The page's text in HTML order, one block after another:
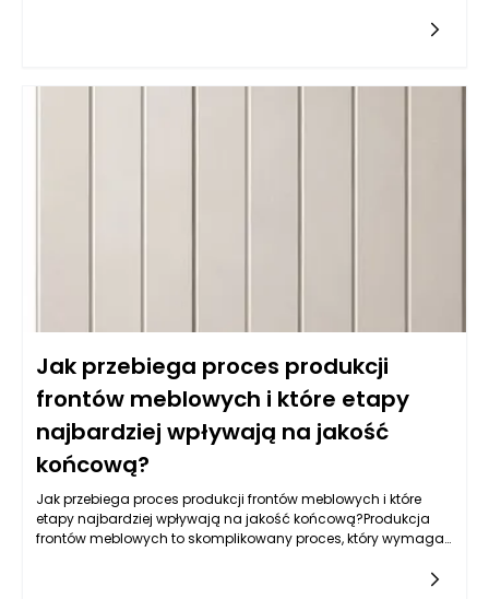
sklejka wodoodporna. Istotne jest, aby materiał miał
Jak przebiega proces produkcji
frontów meblowych i które etapy
najbardziej wpływają na jakość
końcową?
Jak przebiega proces produkcji frontów meblowych i które
etapy najbardziej wpływają na jakość końcową?Produkcja
frontów meblowych to skomplikowany proces, który wymaga